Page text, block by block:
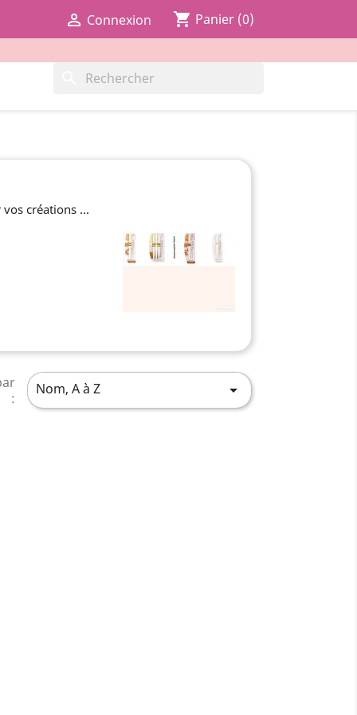
 Connexion shopping_cart Panier (0)
créations ...
:
Nom, A à Z 